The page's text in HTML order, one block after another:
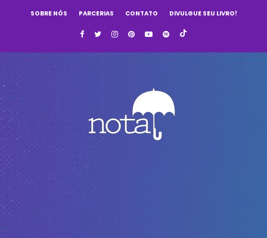
SOBRE NÓS PARCERIAS CONTATO DIVULGUE SEU LIVRO!